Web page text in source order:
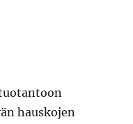
hauskojen